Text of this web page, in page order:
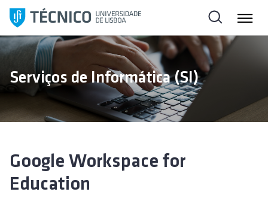
l
t
p
a
Serviços de Informática (SI)
Google Workspace for
Education